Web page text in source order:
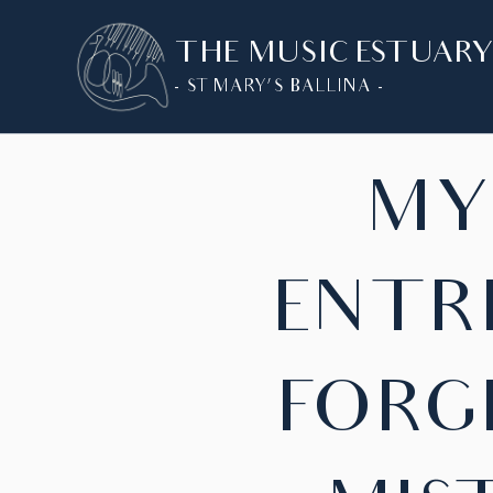
CONTENT
THE MUSIC ESTUARY
- ST MARY'S BALLINA -